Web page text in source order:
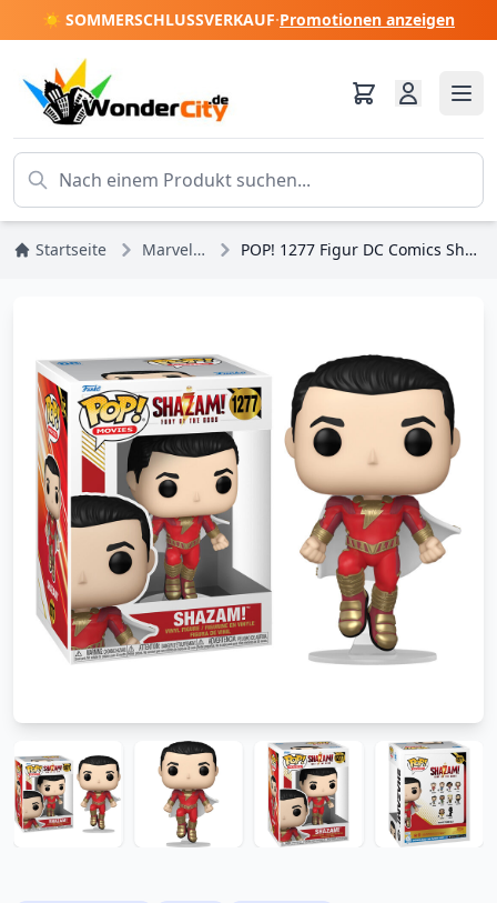
☀️ SOMMERSCHLUSSVERKAUF·Promotionen anzeigen
Startseite Marvel DC Comics POP! 1277 Figur DC Comics Shazam! Wut der Götter Shazam